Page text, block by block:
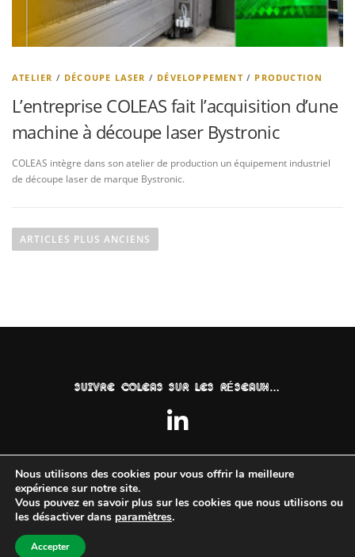
ATELIER / DÉCOUPE LASER / DÉVELOPPEMENT/ PRODUCTION
L’entreprise COLEAS fait l’acquisition d’une
machine à découpe laser Bystronic
COLEAS intègre dans son atelier de production un équipement industriel
de découpe laser de marque Bystronic.
a
s
a
r
t
i
ARTICLES PLUS ANCIENS
SUIVRE COLEAS SUR LES RÉSEAUX…
Jlavz-Conception| ©Coleas |
Nous utilisons des cookies pour vous offrir la meilleure
expérience sur notre site.
Vous pouvez en savoir plus sur les cookies que nous utilisons ou
les désactiver dans paramètres.
Accepter